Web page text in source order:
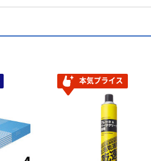
本気プライス